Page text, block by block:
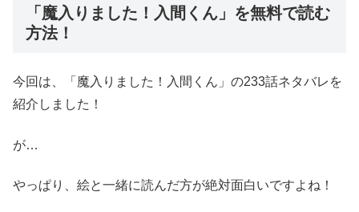
「魔入りました！入間くん」を無料で読む
方法！
今回は、「魔入りました！入間くん」の233話ネタバレを
紹介しました！
が…
やっぱり、絵と一緒に読んだ方が絶対面白いですよね！